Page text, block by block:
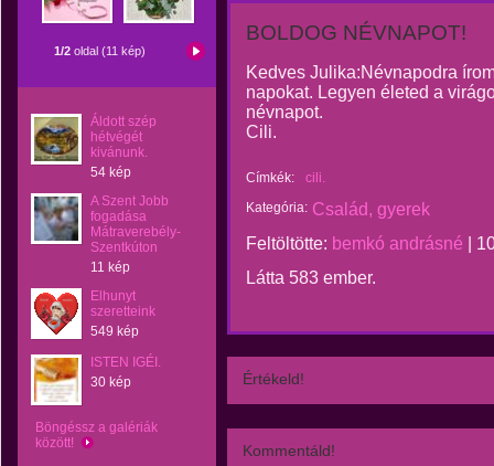
1/2oldal (11 kép)
Áldott szép
hétvégét
kivánunk.
54 kép
A Szent Jobb
fogadása
Mátraverebély-
Szentkúton
11 kép
Elhunyt
szeretteink
549 kép
ISTEN IGÉI.
30 kép
Böngéssz a galériák
között!
BOLDOG NÉVNAPOT!
Kedves Julika:Névnapodra
napokat. Legyen életed a
névnapot.
Cili.
Címkék:
cili.
Kategória: Család, gyerek
Feltöltötte: bemkó andrásné
Látta 583 ember.
Értékeld!
Kommentáld!